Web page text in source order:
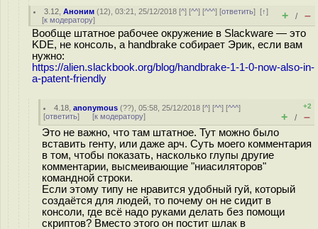
3.12 ,Аноним (12), 03:21, 25/12/2018 [^] [^^] [^^^] [ответить][↑]
[к модератору] + / –
Вообще штатное рабочее окружение в Slackware — это
KDE, не консоль, а handbrake собирает Эрик, если вам
нужно:
https://alien.slackbook.org/blog/handbrake-1-1-0-now-also-in-
a-patent-friendly
4.18 ,anonymous (??), 05:58, 25/12/2018 [^] [^^] [^^^]
[ответить] [к модератору]
+2
+ / –
Это не важно, что там штатное. Тут можно было
вставить генту, или даже арч. Суть моего комментария
в том, чтобы показать, насколько глупы другие
комментарии, высмеивающие "ниасиляторов"
командной строки.
Если этому типу не нравится удобный гуй, который
создаётся для людей, то почему он не сидит в
консоли, где всё надо руками делать без помощи
скриптов? Вместо этого он постит шлак в